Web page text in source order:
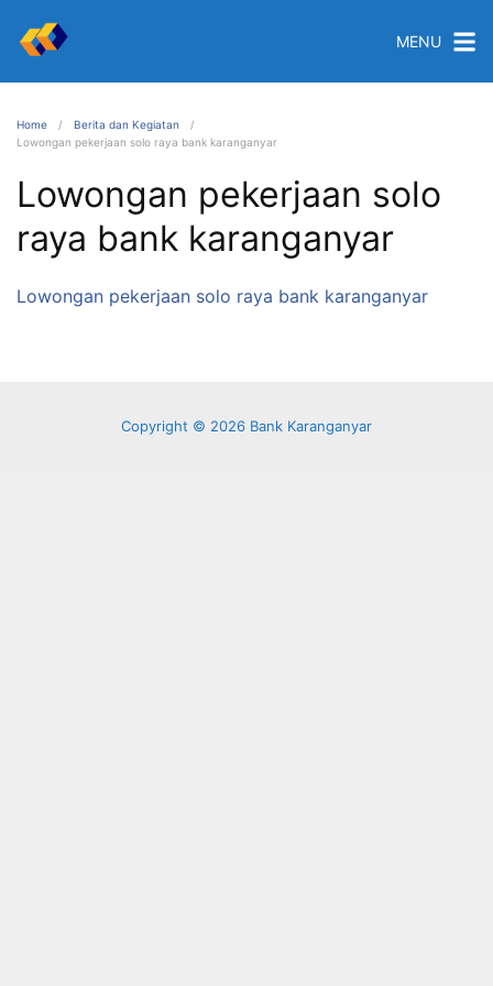
MENU
Home
Berita dan Kegiatan
Lowongan pekerjaan solo raya bank karanganyar
Lowongan pekerjaan solo
raya bank karanganyar
Lowongan pekerjaan solo raya bank karanganyar
Copyright © 2026 Bank Karanganyar